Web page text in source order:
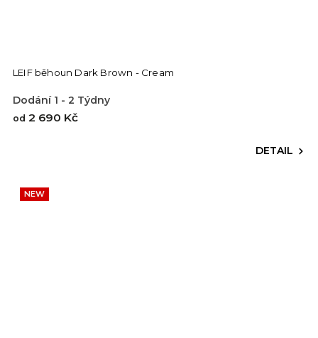
LEIF běhoun Dark Brown - Cream
Dodání 1 - 2 Týdny
od 2 690 Kč
DETAIL
NEW